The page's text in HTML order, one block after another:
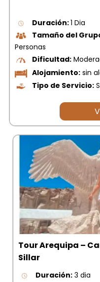
Tour de lujo
Machupicchu
Tour
Puerta del Sol
Tour Uros
desde Puno
Duración:1 Dia
Tamaño del
Personas
Dificultad:
Alojamiento: sin
Tipo de Servicio:
Tour Arequipa –
Sillar
Duración: 3 dia